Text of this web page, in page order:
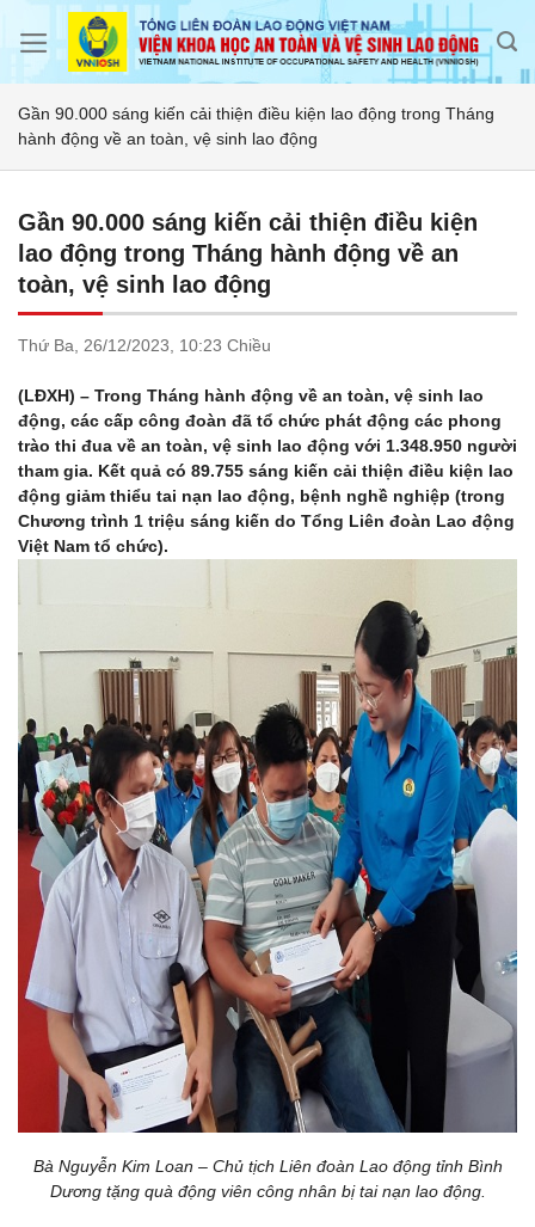
Gần 90.000 sáng kiến cải thiện điều kiện lao động trong Tháng
hành động về an toàn, vệ sinh lao động
Gần 90.000 sáng kiến cải thiện điều kiện
lao động trong Tháng hành động về an
toàn, vệ sinh lao động
Thứ Ba, 26/12/2023, 10:23 Chiều
(LĐXH) – Trong Tháng hành động về an toàn, vệ sinh lao
động, các cấp công đoàn đã tổ chức phát động các phong
trào thi đua về an toàn, vệ sinh lao động với 1.348.950 người
tham gia. Kết quả có 89.755 sáng kiến cải thiện điều kiện lao
động giảm thiểu tai nạn lao động, bệnh nghề nghiệp (trong
Chương trình 1 triệu sáng kiến do Tổng Liên đoàn Lao động
Việt Nam tổ chức).
Bà Nguyễn Kim Loan – Chủ tịch Liên đoàn Lao động tỉnh Bình
Dương tặng quà động viên công nhân bị tai nạn lao động.